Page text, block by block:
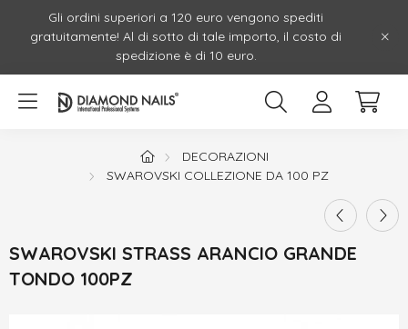
Gli ordini superiori a 120 euro vengono spediti
gratuitamente! Al di sotto di tale importo, il costo di
spedizione è di 10 euro.
DECORAZIONI
SWAROVSKI COLLEZIONE DA 100 PZ
SWAROVSKI STRASS ARANCIO GRANDE
TONDO 100PZ